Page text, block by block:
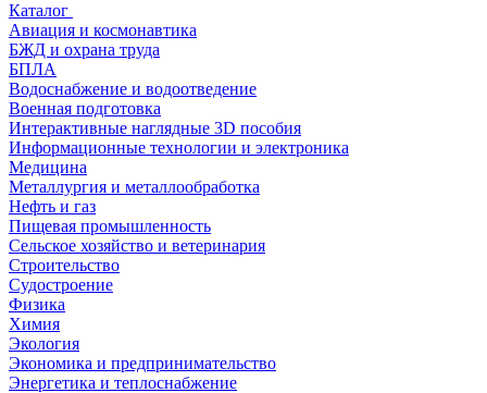
Каталог
Авиация и космонавтика
БЖД и охрана труда
БПЛА
Водоснабжение и водоотведение
Военная подготовка
Интерактивные наглядные 3D пособия
Информационные технологии и электроника
Медицина
Металлургия и металлообработка
Нефть и газ
Пищевая промышленность
Сельское хозяйство и ветеринария
Строительство
Судостроение
Физика
Химия
Экология
Экономика и предпринимательство
Энергетика и теплоснабжение